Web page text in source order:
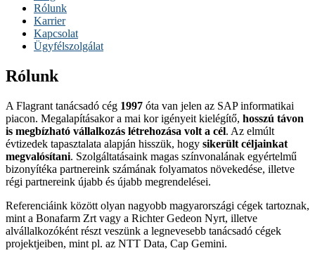
Rólunk
Karrier
Kapcsolat
Ügyfélszolgálat
Rólunk
A Flagrant tanácsadó cég 1997 óta van jelen az SAP informatikai
piacon. Megalapításakor a mai kor igényeit kielégítő, hosszú távon
is megbízható vállalkozás létrehozása volt a cél. Az elmúlt
évtizedek tapasztalata alapján hisszük, hogy sikerült céljainkat
megvalósítani. Szolgáltatásaink magas színvonalának egyértelmű
bizonyítéka partnereink számának folyamatos növekedése, illetve
régi partnereink újabb és újabb megrendelései.
Referenciáink között olyan nagyobb magyarországi cégek tartoznak,
mint a Bonafarm Zrt vagy a Richter Gedeon Nyrt, illetve
alvállalkozóként részt veszünk a legnevesebb tanácsadó cégek
projektjeiben, mint pl. az NTT Data, Cap Gemini.